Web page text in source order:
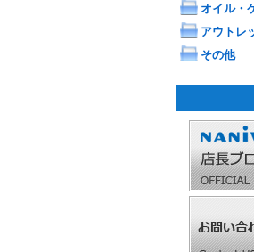
オイル・
アウトレ
その他